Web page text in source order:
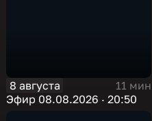
8 августа
11 мин
Эфир 08.08.2026 · 20:50